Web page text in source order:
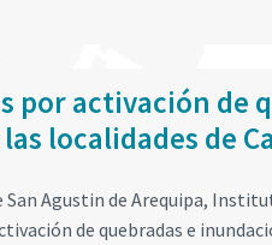
por activación de
las localidades de
San Agustin de Arequipa,
de quebradas e